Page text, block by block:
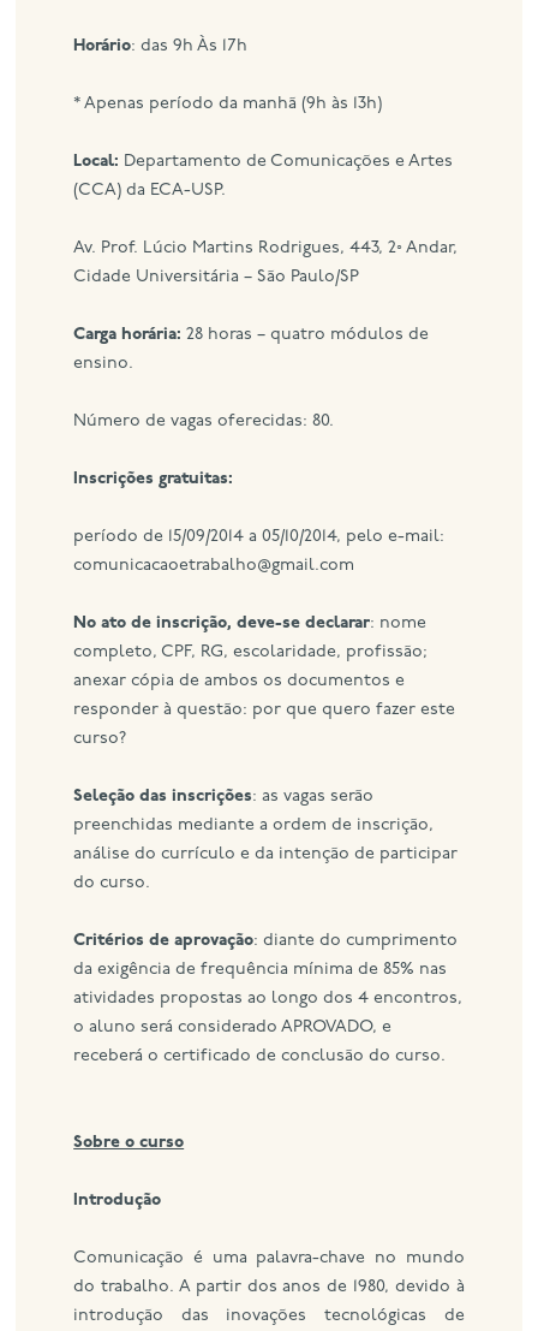
Horário: das 9h Às 17h
* Apenas período da manhã (9h às 13h)
Local: Departamento de Comunicações e Artes
(CCA) da ECA-USP.
Av. Prof. Lúcio Martins Rodrigues, 443, 2◦ Andar,
Cidade Universitária – São Paulo/SP
Carga horária: 28 horas – quatro módulos de
ensino.
Número de vagas oferecidas: 80.
Inscrições gratuitas:
período de 15/09/2014 a 05/10/2014, pelo e-mail:
comunicacaoetrabalho@gmail.com
No ato de inscrição, deve-se declarar: nome
completo, CPF, RG, escolaridade, profissão;
anexar cópia de ambos os documentos e
responder à questão: por que quero fazer este
curso?
Seleção das inscrições: as vagas serão
preenchidas mediante a ordem de inscrição,
análise do currículo e da intenção de participar
do curso.
Critérios de aprovação: diante do cumprimento
da exigência de frequência mínima de 85% nas
atividades propostas ao longo dos 4 encontros,
o aluno será considerado APROVADO, e
receberá o certificado de conclusão do curso.
Sobre o curso
Introdução
Comunicação é uma palavra-chave no mundo
do trabalho. A partir dos anos de 1980, devido à
introdução das inovações tecnológicas de